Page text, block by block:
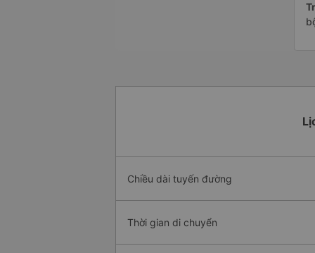
Chiều dài tuyến đường
Thời gian di chuyển